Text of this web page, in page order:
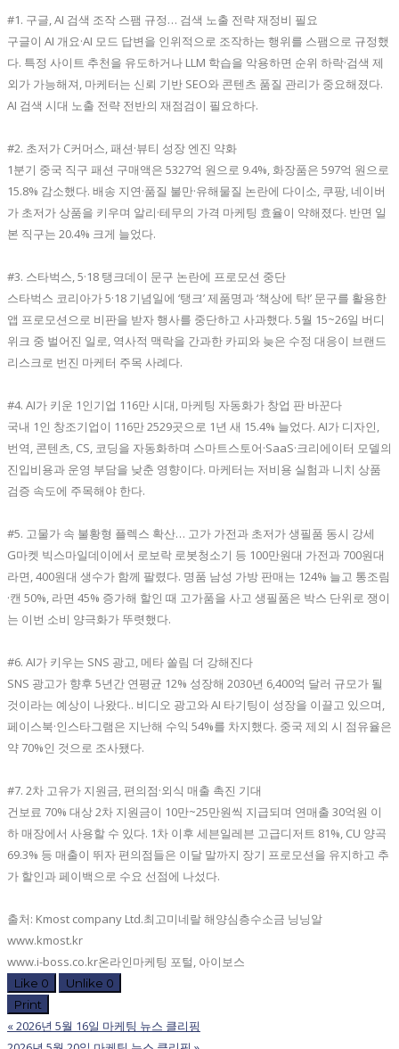
#1. 구글, AI 검색 조작 스팸 규정… 검색 노출 전략 재정비 필요
구글이 AI 개요·AI 모드 답변을 인위적으로 조작하는 행위를 스팸으로 규정했
다. 특정 사이트 추천을 유도하거나 LLM 학습을 악용하면 순위 하락·검색 제
외가 가능해져, 마케터는 신뢰 기반 SEO와 콘텐츠 품질 관리가 중요해졌다.
AI 검색 시대 노출 전략 전반의 재점검이 필요하다.
#2. 초저가 C커머스, 패션·뷰티 성장 엔진 약화
1분기 중국 직구 패션 구매액은 5327억 원으로 9.4%, 화장품은 597억 원으로
15.8% 감소했다. 배송 지연·품질 불만·유해물질 논란에 다이소, 쿠팡, 네이버
가 초저가 상품을 키우며 알리·테무의 가격 마케팅 효율이 약해졌다. 반면 일
본 직구는 20.4% 크게 늘었다.
#3. 스타벅스, 5·18 탱크데이 문구 논란에 프로모션 중단
스타벅스 코리아가 5·18 기념일에 ‘탱크’ 제품명과 ‘책상에 탁!’ 문구를 활용한
앱 프로모션으로 비판을 받자 행사를 중단하고 사과했다. 5월 15~26일 버디
위크 중 벌어진 일로, 역사적 맥락을 간과한 카피와 늦은 수정 대응이 브랜드
리스크로 번진 마케터 주목 사례다.
#4. AI가 키운 1인기업 116만 시대, 마케팅 자동화가 창업 판 바꾼다
국내 1인 창조기업이 116만 2529곳으로 1년 새 15.4% 늘었다. AI가 디자인,
번역, 콘텐츠, CS, 코딩을 자동화하며 스마트스토어·SaaS·크리에이터 모델의
진입비용과 운영 부담을 낮춘 영향이다. 마케터는 저비용 실험과 니치 상품
검증 속도에 주목해야 한다.
#5. 고물가 속 불황형 플렉스 확산… 고가 가전과 초저가 생필품 동시 강세
G마켓 빅스마일데이에서 로보락 로봇청소기 등 100만원대 가전과 700원대
라면, 400원대 생수가 함께 팔렸다. 명품 남성 가방 판매는 124% 늘고 통조림
·캔 50%, 라면 45% 증가해 할인 때 고가품을 사고 생필품은 박스 단위로 쟁이
는 이번 소비 양극화가 뚜렷했다.
#6. AI가 키우는 SNS 광고, 메타 쏠림 더 강해진다
SNS 광고가 향후 5년간 연평균 12% 성장해 2030년 6,400억 달러 규모가 될
것이라는 예상이 나왔다.. 비디오 광고와 AI 타기팅이 성장을 이끌고 있으며,
페이스북·인스타그램은 지난해 수익 54%를 차지했다. 중국 제외 시 점유율은
약 70%인 것으로 조사됐다.
#7. 2차 고유가 지원금, 편의점·외식 매출 촉진 기대
건보료 70% 대상 2차 지원금이 10만~25만원씩 지급되며 연매출 30억원 이
하 매장에서 사용할 수 있다. 1차 이후 세븐일레븐 고급디저트 81%, CU 양곡
69.3% 등 매출이 뛰자 편의점들은 이달 말까지 장기 프로모션을 유지하고 추
가 할인과 페이백으로 수요 선점에 나섰다.
출처: Kmost company Ltd.최고미네랄 해양심층수소금 닝닝알
www.kmost.kr
www.i-boss.co.kr온라인마케팅 포털, 아이보스
Like 0 Unlike 0
Print
«2026년 5월 16일 마케팅 뉴스 클리핑